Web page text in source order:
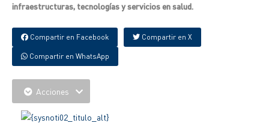
infraestructuras, tecnologías y servicios en salud.
Compartir en Facebook Compartir en X
Compartir en WhatsApp
Acciones